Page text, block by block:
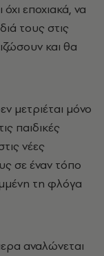
εποχιακά, να
τους στις
και θα
μετριέται μόνο
παιδικές
νέες
σε έναν τόπο
τη φλόγα
αναλώνεται